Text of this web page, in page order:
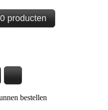
producten
bestellen